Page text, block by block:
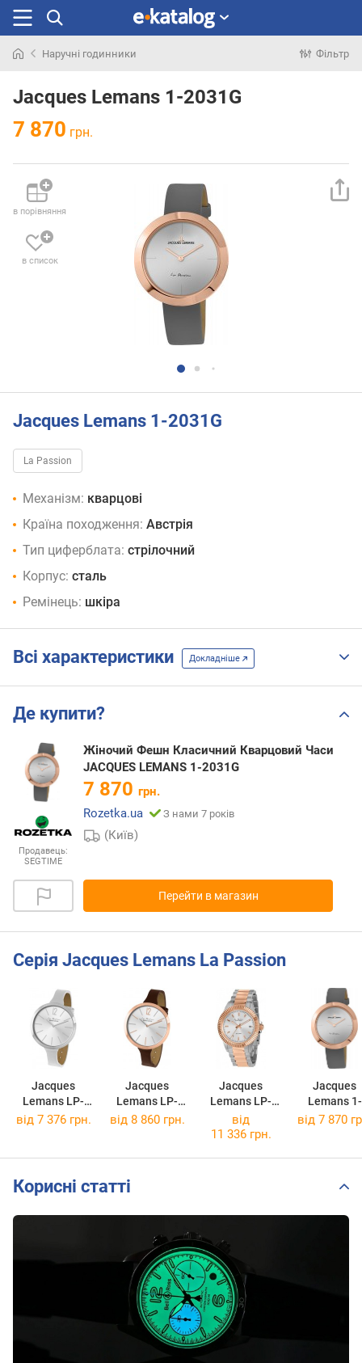
раніше
Наручні годинники Фільтр
Jacques Lemans 1-2031G
7 870 грн.
в порівняння
в список
Jacques Lemans 1-2031G
La Passion
Механізм: кварцові
Країна походження: Австрія
Тип циферблата: стрілочний
Корпус: сталь
Ремінець: шкіра
Всі характеристики Докладніше
Де купити?
Продавець:
SEGTIME
Жіночий Фешн Класичний Кварцовий Часи
JACQUES LEMANS 1-2031G
7 870 грн.
Rozetka.ua
З нами 7 років
(Київ)
Перейти в магазин
Серія Jacques Lemans La Passion
Jacques
Lemans LP-
115B
Jacques
Lemans LP-
115C
Jacques
Lemans LP-
125H
Jacques
Lemans 1-
2031G
від 7 376 грн. від 8 860 грн.
від
11 336 грн.
від 7 870
Корисні статті